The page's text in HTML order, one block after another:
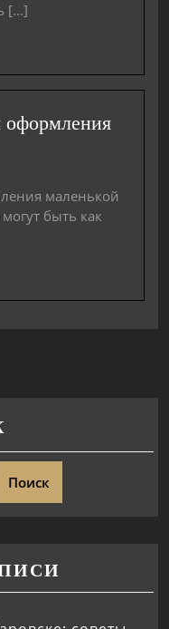
[...]
оформления
маленькой
быть как
Поиск